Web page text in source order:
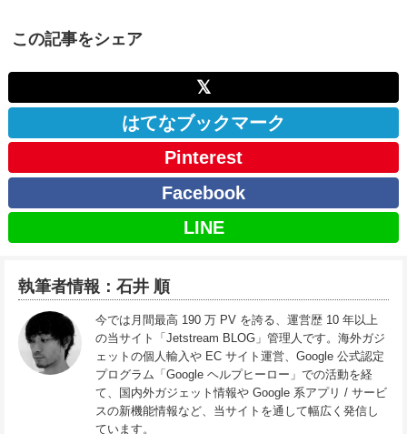
この記事をシェア
𝕏
はてなブックマーク
Pinterest
Facebook
LINE
執筆者情報：石井 順
今では月間最高 190 万 PV を誇る、運営歴 10 年以上
の当サイト「Jetstream BLOG」管理人です。海外ガジ
ェットの個人輸入や EC サイト運営、Google 公式認定
プログラム「Google ヘルプヒーロー」での活動を経
て、国内外ガジェット情報や Google 系アプリ / サービ
スの新機能情報など、当サイトを通して幅広く発信し
ています。